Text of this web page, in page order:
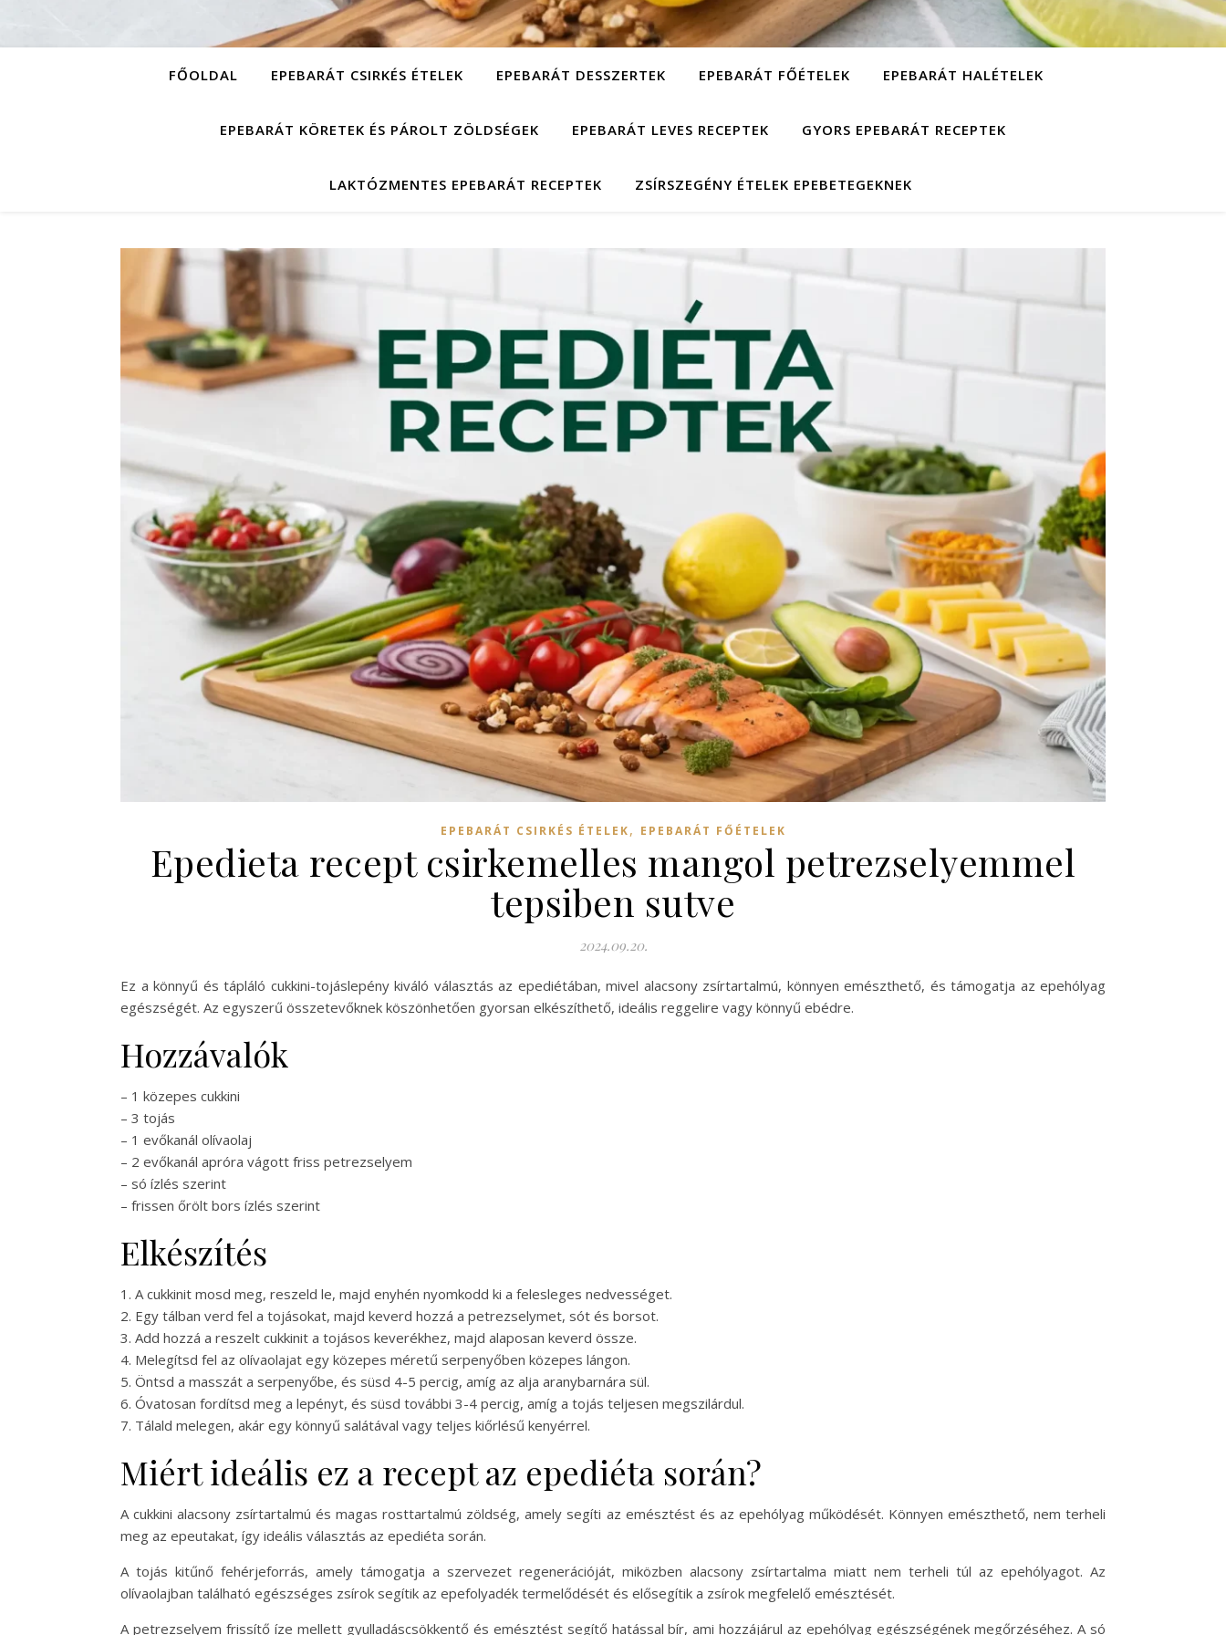
FŐOLDAL EPEBARÁT CSIRKÉS ÉTELEK EPEBARÁT DESSZERTEK EPEBARÁT FŐÉTELEK EPEBARÁT HALÉTELEK
EPEBARÁT KÖRETEK ÉS PÁROLT ZÖLDSÉGEK EPEBARÁT LEVES RECEPTEK GYORS EPEBARÁT RECEPTEK
LAKTÓZMENTES EPEBARÁT RECEPTEK ZSÍRSZEGÉNY ÉTELEK EPEBETEGEKNEK
EPEBARÁT CSIRKÉS ÉTELEK, EPEBARÁT FŐÉTELEK
Epedieta recept csirkemelles mangol petrezselyemmel
tepsiben sutve
2024.09.20.
Ez a könnyű és tápláló cukkini-tojáslepény kiváló választás az epediétában, mivel alacsony zsírtartalmú, könnyen emészthető, és támogatja az epehólyag
egészségét. Az egyszerű összetevőknek köszönhetően gyorsan elkészíthető, ideális reggelire vagy könnyű ebédre.
Hozzávalók
– 1 közepes cukkini
– 3 tojás
– 1 evőkanál olívaolaj
– 2 evőkanál apróra vágott friss petrezselyem
– só ízlés szerint
– frissen őrölt bors ízlés szerint
Elkészítés
1. A cukkinit mosd meg, reszeld le, majd enyhén nyomkodd ki a felesleges nedvességet.
2. Egy tálban verd fel a tojásokat, majd keverd hozzá a petrezselymet, sót és borsot.
3. Add hozzá a reszelt cukkinit a tojásos keverékhez, majd alaposan keverd össze.
4. Melegítsd fel az olívaolajat egy közepes méretű serpenyőben közepes lángon.
5. Öntsd a masszát a serpenyőbe, és süsd 4-5 percig, amíg az alja aranybarnára sül.
6. Óvatosan fordítsd meg a lepényt, és süsd további 3-4 percig, amíg a tojás teljesen megszilárdul.
7. Tálald melegen, akár egy könnyű salátával vagy teljes kiőrlésű kenyérrel.
Miért ideális ez a recept az epediéta során?
A cukkini alacsony zsírtartalmú és magas rosttartalmú zöldség, amely segíti az emésztést és az epehólyag működését. Könnyen emészthető, nem terheli
meg az epeutakat, így ideális választás az epediéta során.
A tojás kitűnő fehérjeforrás, amely támogatja a szervezet regenerációját, miközben alacsony zsírtartalma miatt nem terheli túl az epehólyagot. Az
olívaolajban található egészséges zsírok segítik az epefolyadék termelődését és elősegítik a zsírok megfelelő emésztését.
A petrezselyem frissítő íze mellett gyulladáscsökkentő és emésztést segítő hatással bír, ami hozzájárul az epehólyag egészségének megőrzéséhez. A só